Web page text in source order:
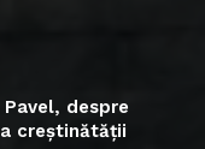
despre
creștinătății